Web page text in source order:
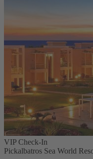
VIP Check-In
Pickalbatros Sea World